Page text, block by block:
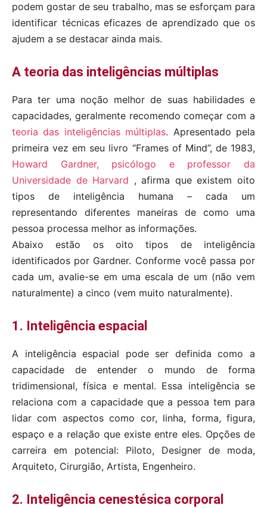
podem gostar de seu trabalho, mas se esforçam para
identificar técnicas eficazes de aprendizado que os
ajudem a se destacar ainda mais.
A teoria das inteligências múltiplas
Para ter uma noção melhor de suas habilidades e
capacidades, geralmente recomendo começar com a
teoria das inteligências múltiplas. Apresentado pela
primeira vez em seu livro “Frames of Mind”, de 1983,
Howard Gardner, psicólogo e professor da
Universidade de Harvard , afirma que existem oito
tipos de inteligência humana – cada um
representando diferentes maneiras de como uma
pessoa processa melhor as informações.
Abaixo estão os oito tipos de inteligência
identificados por Gardner. Conforme você passa por
cada um, avalie-se em uma escala de um (não vem
naturalmente) a cinco (vem muito naturalmente).
1. Inteligência espacial
A inteligência espacial pode ser definida como a
capacidade de entender o mundo de forma
tridimensional, física e mental. Essa inteligência se
relaciona com a capacidade que a pessoa tem para
lidar com aspectos como cor, linha, forma, figura,
espaço e a relação que existe entre eles. Opções de
carreira em potencial: Piloto, Designer de moda,
Arquiteto, Cirurgião, Artista, Engenheiro.
2. Inteligência cenestésica corporal